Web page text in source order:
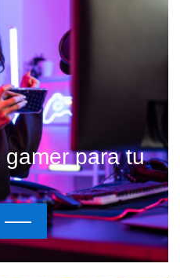
gamer para tu